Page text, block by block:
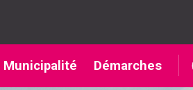
Municipalité Démarches